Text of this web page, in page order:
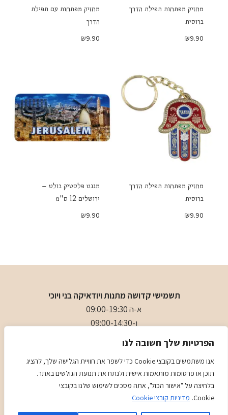
הפרטיות שלך חשובה לנו
אנו משתמשים בקובצי Cookie כדי לשפר את חוויית הגלישה שלך, להציג
תוכן או פרסומות מותאמות אישית ולנתח את תנועת הגולשים באתר.
בלחיצה על "אישור הכול", אתה מסכים לשימוש שלנו בקובצי
Cookie. מדיניות קובצי Cookie
מחזיק מפתחות תפילת הדרך
ברוסית
₪9.90
מחזיק מפתחות עם תפילת
הדרך
₪9.90
מחזיק מפתחות תפילת הדרך
ברוסית
₪9.90
מגנט פלסטיק בולט –
ירושלים 12 ס"מ
₪9.90
תשמישי קדושה מתנות ויודאיקה בני ויוכי
א-ה 09:00-19:30
ו-09:00-14:30
- 0509501282
: כיכר המייסדים 4 ראשון לציון (ליד הבית כנסת הגדול)
מדיניות מדיניות COOKIES
© 2026 Judaica Gifts - WordPress Theme by
Kadence